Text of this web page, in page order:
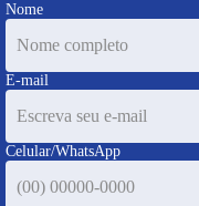
Nome
E-mail
Celular/WhatsApp